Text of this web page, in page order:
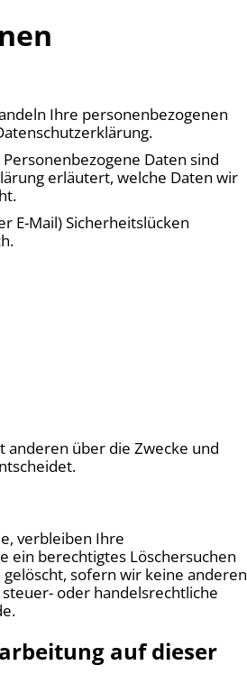
Ihre personenbezogenen
Daten sind
erläutert, welche Daten wir
E-Mail) Sicherheitslücken
anderen über die Zwecke und
verbleiben Ihre
ein berechtigtes Löschersuchen
sofern wir keine anderen
oder handelsrechtliche
auf dieser